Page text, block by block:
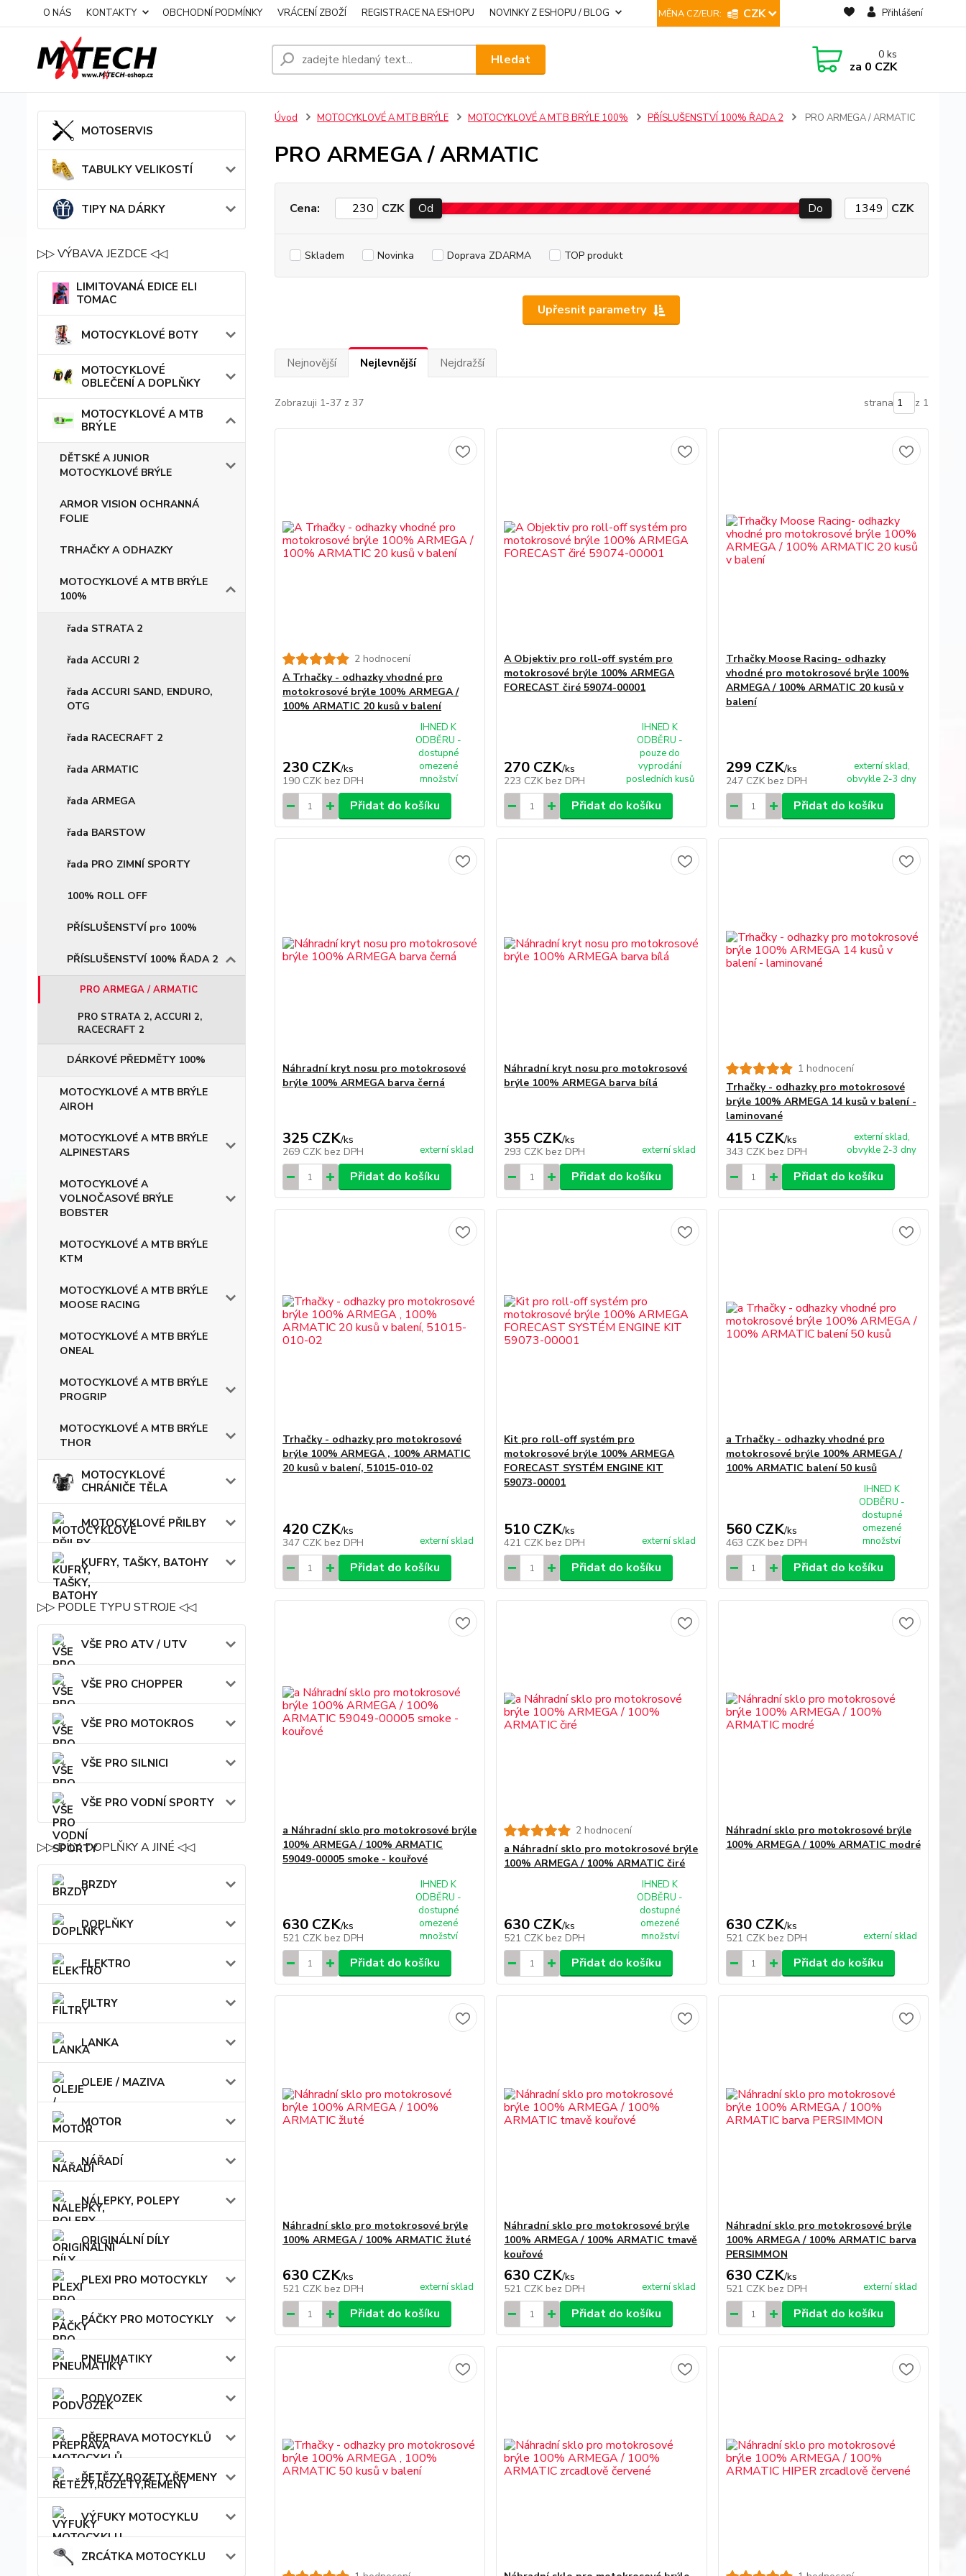
O NÁS KONTAKTY OBCHODNÍ PODMÍNKY VRÁCENÍ ZBOŽÍ REGISTRACE NA ESHOPU NOVINKY Z ESHOPU / BLOG CZK Přihlášení
Hledat 0 ks
za 0 CZK
MOTOSERVIS
TABULKY VELIKOSTÍ
TIPY NA DÁRKY
▷▷ VÝBAVA JEZDCE ◁◁
LIMITOVANÁ EDICE ELI
TOMAC
MOTOCYKLOVÉ BOTY
MOTOCYKLOVÉ
OBLEČENÍ A DOPLŇKY
MOTOCYKLOVÉ A MTB
BRÝLE
DĚTSKÉ A JUNIOR
MOTOCYKLOVÉ BRÝLE
ARMOR VISION OCHRANNÁ
FOLIE
TRHAČKY A ODHAZKY
MOTOCYKLOVÉ A MTB BRÝLE
100%
řada STRATA 2
řada ACCURI 2
řada ACCURI SAND, ENDURO,
OTG
řada RACECRAFT 2
řada ARMATIC
řada ARMEGA
řada BARSTOW
řada PRO ZIMNÍ SPORTY
100% ROLL OFF
PŘÍSLUŠENSTVÍ pro 100%
PŘÍSLUŠENSTVÍ 100% ŘADA 2
PRO ARMEGA / ARMATIC
PRO STRATA 2, ACCURI 2,
RACECRAFT 2
DÁRKOVÉ PŘEDMĚTY 100%
MOTOCYKLOVÉ A MTB BRÝLE
AIROH
MOTOCYKLOVÉ A MTB BRÝLE
ALPINESTARS
MOTOCYKLOVÉ A
VOLNOČASOVÉ BRÝLE
BOBSTER
MOTOCYKLOVÉ A MTB BRÝLE
KTM
MOTOCYKLOVÉ A MTB BRÝLE
MOOSE RACING
MOTOCYKLOVÉ A MTB BRÝLE
ONEAL
MOTOCYKLOVÉ A MTB BRÝLE
PROGRIP
MOTOCYKLOVÉ A MTB BRÝLE
THOR
MOTOCYKLOVÉ
CHRÁNIČE TĚLA
MOTOCYKLOVÉ PŘILBY
KUFRY, TAŠKY, BATOHY
▷▷ PODLE TYPU STROJE ◁◁
VŠE PRO ATV / UTV
VŠE PRO CHOPPER
VŠE PRO MOTOKROS
VŠE PRO SILNICI
VŠE PRO VODNÍ SPORTY
▷▷ DÍLY, DOPLŇKY A JINÉ ◁◁
BRZDY
DOPLŇKY
ELEKTRO
FILTRY
LANKA
OLEJE / MAZIVA
MOTOR
NÁŘADÍ
NÁLEPKY, POLEPY
ORIGINÁLNÍ DÍLY
PLEXI PRO MOTOCYKLY
PÁČKY PRO MOTOCYKLY
PNEUMATIKY
PODVOZEK
PŘEPRAVA MOTOCYKLŮ
ŘETĚZY,ROZETY,ŘEMENY
VÝFUKY MOTOCYKLU
ZRCÁTKA MOTOCYKLU
Úvod MOTOCYKLOVÉ A MTB BRÝLE MOTOCYKLOVÉ A MTB BRÝLE 100% PŘÍSLUŠENSTVÍ 100% ŘADA 2 PRO ARMEGA / ARMATIC
PRO ARMEGA / ARMATIC
Upřesnit parametry
Cena: CZK Od Do CZK
Skladem Novinka Doprava ZDARMA TOP produkt
Nejnovější Nejlevnější Nejdražší
Zobrazuji 1-37 z 37 strana z 1
2 hodnocení
A Trhačky - odhazky vhodné pro
motokrosové brýle 100% ARMEGA /
100% ARMATIC 20 kusů v balení
230 CZK/ks
190 CZK bez DPH
IHNED K
ODBĚRU -
dostupné
omezené
množství
Přidat do košíku
A Objektiv pro roll-off systém pro
motokrosové brýle 100% ARMEGA
FORECAST čiré 59074-00001
270 CZK/ks
223 CZK bez DPH
IHNED K
ODBĚRU -
pouze do
vyprodání
posledních kusů
Přidat do košíku
Trhačky Moose Racing- odhazky
vhodné pro motokrosové brýle 100%
ARMEGA / 100% ARMATIC 20 kusů v
balení
299 CZK/ks
247 CZK bez DPH
externí sklad,
obvykle 2-3 dny
Přidat do košíku
Náhradní kryt nosu pro motokrosové
brýle 100% ARMEGA barva černá
325 CZK/ks
269 CZK bez DPH externí sklad
Přidat do košíku
Náhradní kryt nosu pro motokrosové
brýle 100% ARMEGA barva bílá
355 CZK/ks
293 CZK bez DPH externí sklad
Přidat do košíku
1 hodnocení
Trhačky - odhazky pro motokrosové
brýle 100% ARMEGA 14 kusů v balení -
laminované
415 CZK/ks
343 CZK bez DPH
externí sklad,
obvykle 2-3 dny
Přidat do košíku
Trhačky - odhazky pro motokrosové
brýle 100% ARMEGA , 100% ARMATIC
20 kusů v balení, 51015-010-02
420 CZK/ks
347 CZK bez DPH externí sklad
Přidat do košíku
Kit pro roll-off systém pro
motokrosové brýle 100% ARMEGA
FORECAST SYSTÉM ENGINE KIT
59073-00001
510 CZK/ks
421 CZK bez DPH externí sklad
Přidat do košíku
a Trhačky - odhazky vhodné pro
motokrosové brýle 100% ARMEGA /
100% ARMATIC balení 50 kusů
560 CZK/ks
463 CZK bez DPH
IHNED K
ODBĚRU -
dostupné
omezené
množství
Přidat do košíku
a Náhradní sklo pro motokrosové brýle
100% ARMEGA / 100% ARMATIC
59049-00005 smoke - kouřové
630 CZK/ks
521 CZK bez DPH
IHNED K
ODBĚRU -
dostupné
omezené
množství
Přidat do košíku
2 hodnocení
a Náhradní sklo pro motokrosové brýle
100% ARMEGA / 100% ARMATIC čiré
630 CZK/ks
521 CZK bez DPH
IHNED K
ODBĚRU -
dostupné
omezené
množství
Přidat do košíku
Náhradní sklo pro motokrosové brýle
100% ARMEGA / 100% ARMATIC modré
630 CZK/ks
521 CZK bez DPH externí sklad
Přidat do košíku
Náhradní sklo pro motokrosové brýle
100% ARMEGA / 100% ARMATIC žluté
630 CZK/ks
521 CZK bez DPH externí sklad
Přidat do košíku
Náhradní sklo pro motokrosové brýle
100% ARMEGA / 100% ARMATIC tmavě
kouřové
630 CZK/ks
521 CZK bez DPH externí sklad
Přidat do košíku
Náhradní sklo pro motokrosové brýle
100% ARMEGA / 100% ARMATIC barva
PERSIMMON
630 CZK/ks
521 CZK bez DPH externí sklad
Přidat do košíku